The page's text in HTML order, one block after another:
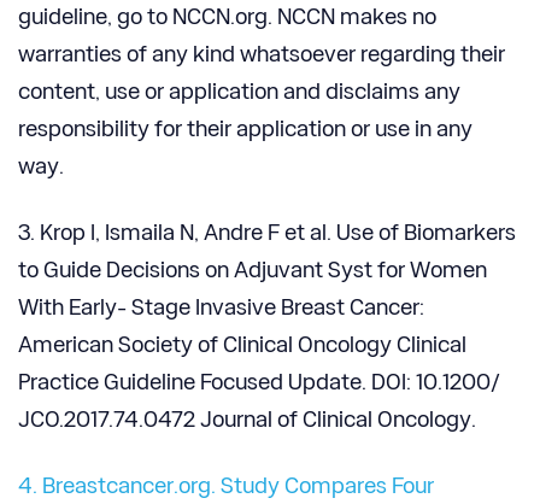
guideline, go to NCCN.org. NCCN makes no
warranties of any kind whatsoever regarding their
content, use or application and disclaims any
responsibility for their application or use in any
way.
3. Krop I, Ismaila N, Andre F et al. Use of Biomarkers
to Guide Decisions on Adjuvant Syst for Women
With Early- Stage Invasive Breast Cancer:
American Society of Clinical Oncology Clinical
Practice Guideline Focused Update. DOI: 10.1200/
JCO.2017.74.0472 Journal of Clinical Oncology.
4. Breastcancer.org. Study Compares Four